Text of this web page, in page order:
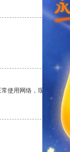
使用网络，现在有了这